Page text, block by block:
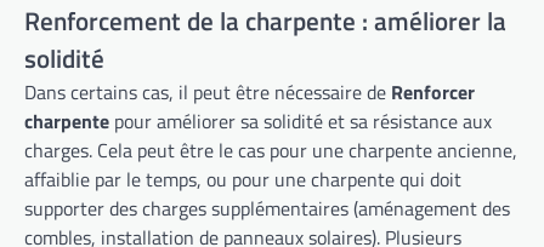
Renforcement de la charpente : améliorer la
solidité
Dans certains cas, il peut être nécessaire de Renforcer
charpente pour améliorer sa solidité et sa résistance aux
charges. Cela peut être le cas pour une charpente ancienne,
affaiblie par le temps, ou pour une charpente qui doit
supporter des charges supplémentaires (aménagement des
combles, installation de panneaux solaires). Plusieurs